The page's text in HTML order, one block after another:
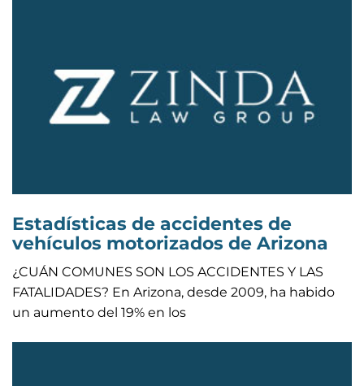
Estadísticas de accidentes de
vehículos motorizados de Arizona
¿CUÁN COMUNES SON LOS ACCIDENTES Y LAS
FATALIDADES? En Arizona, desde 2009, ha habido
un aumento del 19% en los